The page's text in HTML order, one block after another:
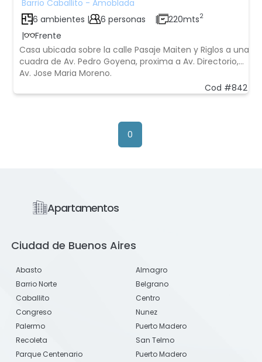
Barrio Caballito - Amoblada
6 ambientes |
6 personas | 220mts2
|
Frente
Casa ubicada sobre la calle Pasaje Maiten y Riglos a una
cuadra de Av. Pedro Goyena, proxima a Av. Directorio,
Av. Jose Maria Moreno.
Cod #842
0
Apartamentos
Ciudad de Buenos Aires
Abasto
Almagro
Barrio Norte
Belgrano
Caballito
Centro
Congreso
Nunez
Palermo
Puerto Madero
Recoleta
San Telmo
Parque Centenario
Puerto Madero